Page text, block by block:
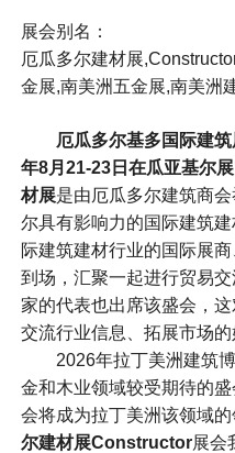
展会别名：
厄瓜多尔建材展
金展,南美洲五金展,南美洲
厄瓜多尔基多国际建
年8月21-23日 在瓜亚基尔展
材展是由厄瓜多尔建筑商会
尔具有影响力的国际建筑
际建筑建材行业的国际展
到场，汇聚一起进行贸易
家的代表也出席该盛会，
交流行业信息、拓展市场的
2026年拉丁美洲建筑博
金和木业领域较受期待的
会将成为拉丁美洲该领域
尔建材展Constructor展会